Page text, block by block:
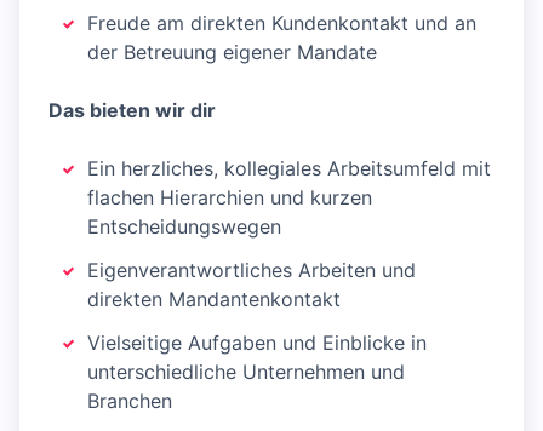
Freude am direkten Kundenkontakt und an
der Betreuung eigener Mandate
Das bieten wir dir
Ein herzliches, kollegiales Arbeitsumfeld mit
flachen Hierarchien und kurzen
Entscheidungswegen
Eigenverantwortliches Arbeiten und
direkten Mandantenkontakt
Vielseitige Aufgaben und Einblicke in
unterschiedliche Unternehmen und
Branchen